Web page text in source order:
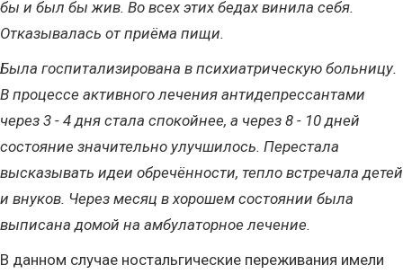
бы и был бы жив. Во всех этих бедах винила себя.
Отказывалась от приёма пищи.
Была госпитализирована в психиатрическую больницу.
В процессе активного лечения антидепрессантами
через 3 - 4 дня стала спокойнее, а через 8 - 10 дней
состояние значительно улучшилось. Перестала
высказывать идеи обречённости, тепло встречала детей
и внуков. Через месяц в хорошем состоянии была
выписана домой на амбулаторное лечение.
В данном случае ностальгические переживания имели